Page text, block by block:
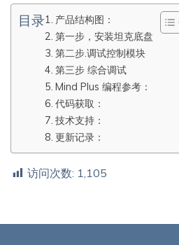
目录
产品结构图：
第一步，安装坦克底盘
第二步.调试控制模块
第三步 综合调试
Mind Plus 编程参考：
代码获取：
技术支持：
更新记录：
访问次数: 1,105